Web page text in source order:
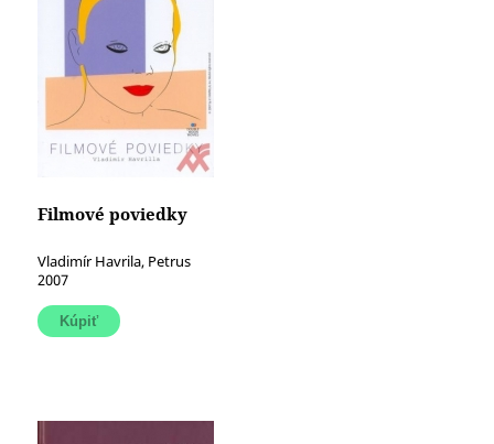
Filmové poviedky
Vladimír Havrila, Petrus
2007